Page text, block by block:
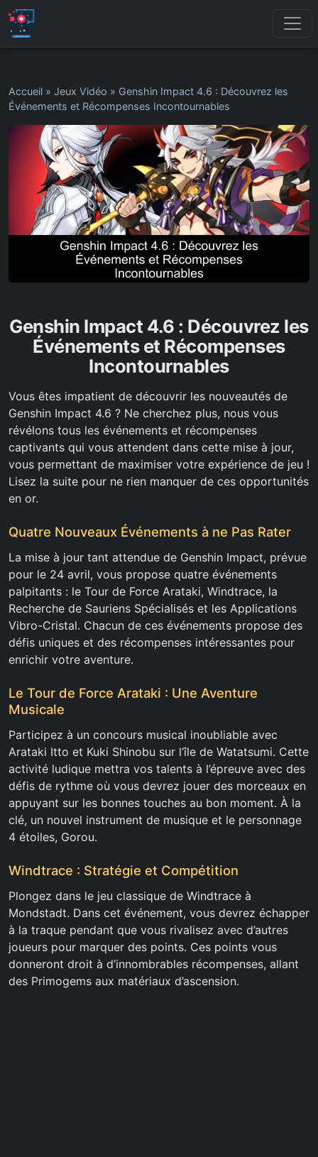
Accueil » Jeux Vidéo » Genshin Impact 4.6 : Découvrez les
Événements et Récompenses Incontournables
Genshin Impact 4.6 : Découvrez les
Événements et Récompenses
Incontournables
Vous êtes impatient de découvrir les nouveautés de
Genshin Impact 4.6 ? Ne cherchez plus, nous vous
révélons tous les événements et récompenses
captivants qui vous attendent dans cette mise à jour,
vous permettant de maximiser votre expérience de jeu !
Lisez la suite pour ne rien manquer de ces opportunités
en or.
Quatre Nouveaux Événements à ne Pas Rater
La mise à jour tant attendue de Genshin Impact, prévue
pour le 24 avril, vous propose quatre événements
palpitants : le Tour de Force Arataki, Windtrace, la
Recherche de Sauriens Spécialisés et les Applications
Vibro-Cristal. Chacun de ces événements propose des
défis uniques et des récompenses intéressantes pour
enrichir votre aventure.
Le Tour de Force Arataki : Une Aventure
Musicale
Participez à un concours musical inoubliable avec
Arataki Itto et Kuki Shinobu sur l’île de Watatsumi. Cette
activité ludique mettra vos talents à l’épreuve avec des
défis de rythme où vous devrez jouer des morceaux en
appuyant sur les bonnes touches au bon moment. À la
clé, un nouvel instrument de musique et le personnage
4 étoiles, Gorou.
Windtrace : Stratégie et Compétition
Plongez dans le jeu classique de Windtrace à
Mondstadt. Dans cet événement, vous devrez échapper
à la traque pendant que vous rivalisez avec d’autres
joueurs pour marquer des points. Ces points vous
donneront droit à d’innombrables récompenses, allant
des Primogems aux matériaux d’ascension.